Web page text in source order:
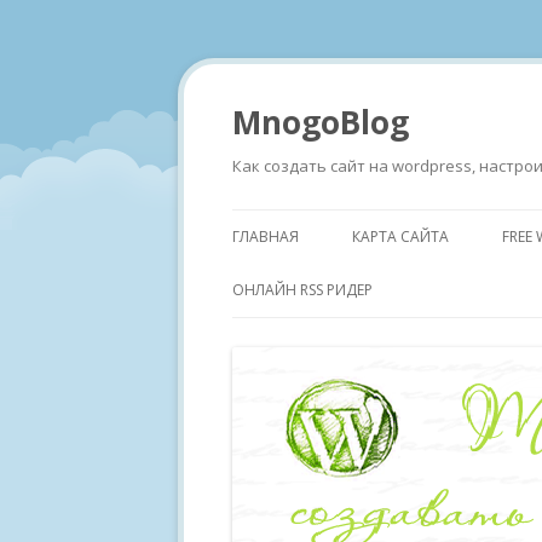
MnogoBlog
Как создать сайт на wordpress,
ГЛАВНАЯ КАРТА САЙТА
ОНЛАЙН RSS РИДЕР